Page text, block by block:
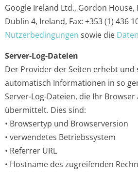
Google Ireland Ltd., Gordon House,
Dublin 4, Ireland, Fax: +353 (1) 436
Nutzerbedingungen sowie die
Server-Log-Dateien
Der Provider der Seiten erhebt und
automatisch Informationen in so
Server-Log-Dateien, die Ihr
übermittelt. Dies sind:
• Browsertyp und Browserversion
• verwendetes Betriebssystem
• Referrer URL
• Hostname des zugreifenden